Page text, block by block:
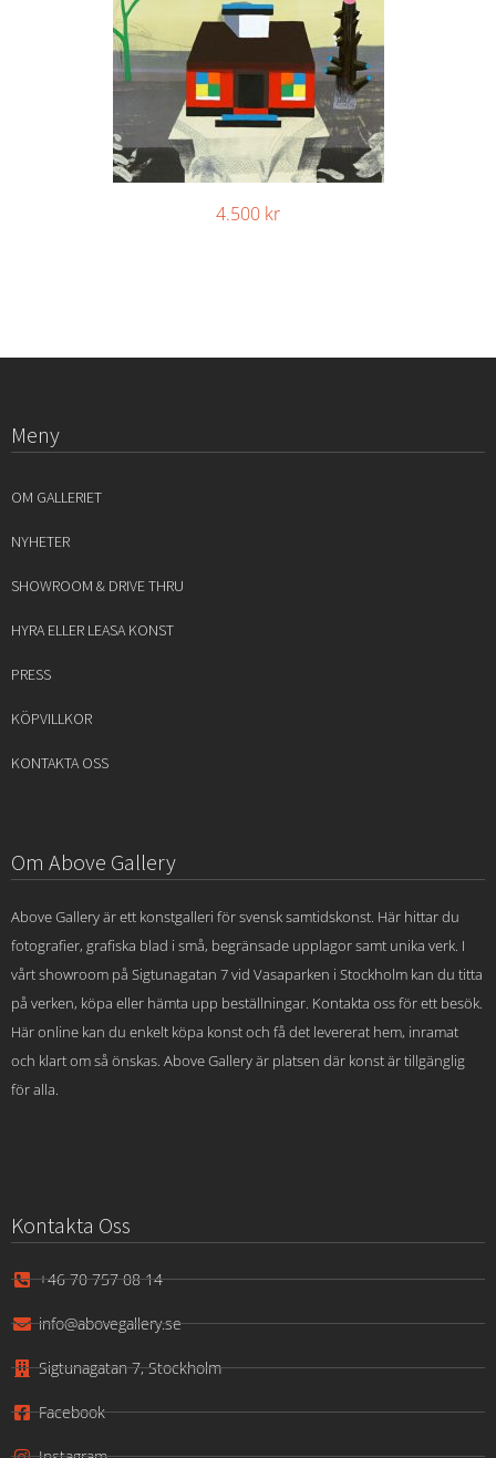
4.500 kr
Meny
OM GALLERIET
NYHETER
SHOWROOM & DRIVE THRU
HYRA ELLER LEASA KONST
PRESS
KÖPVILLKOR
KONTAKTA OSS
Om Above Gallery
Above Gallery är ett konstgalleri för svensk samtidskonst. Här hittar du
fotografier, grafiska blad i små, begränsade upplagor samt unika verk. I
vårt showroom på Sigtunagatan 7 vid Vasaparken i Stockholm kan du titta
på verken, köpa eller hämta upp beställningar. Kontakta oss för ett besök.
Här online kan du enkelt köpa konst och få det levererat hem, inramat
och klart om så önskas. Above Gallery är platsen där konst är tillgänglig
för alla.
Kontakta Oss
+46 70 757 08 14
info@abovegallery.se
Sigtunagatan 7, Stockholm
Facebook